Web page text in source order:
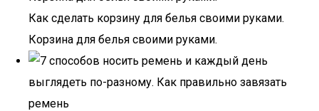
Как сделать корзину для белья своими руками.
Корзина для белья своими руками.